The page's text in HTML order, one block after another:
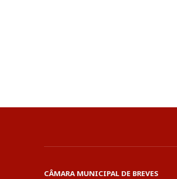
CÂMARA MUNICIPAL DE BREVES